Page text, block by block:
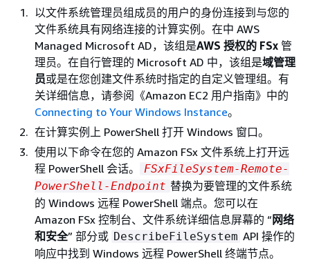
以文件系统管理员组成员的用户的身份连接到与您的
文件系统具有网络连接的计算实例。在中 AWS
Managed Microsoft AD，该组是AWS 授权的 FSx 管
理员。在自行管理的 Microsoft AD 中，该组是域管理
员或是在您创建文件系统时指定的自定义管理组。有
关详细信息，请参阅《Amazon EC2 用户指南》中的
Connecting to Your Windows Instance。
在计算实例上 PowerShell 打开 Windows 窗口。
使用以下命令在您的 Amazon FSx 文件系统上打开远
程 PowerShell 会话。
FSxFileSystem-Remote-
PowerShell-Endpoint 替换为要管理的文件系统
的 Windows 远程 PowerShell 端点。您可以在
Amazon FSx 控制台、文件系统详细信息屏幕的 “ 网络
和安全” 部分或 DescribeFileSystem API 操作的
响应中找到 Windows 远程 PowerShell 终端节点。